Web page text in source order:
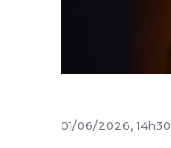
01/06/2026, 14h30